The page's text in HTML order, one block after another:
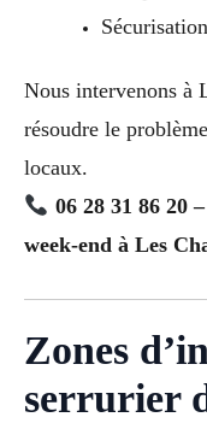
Nous intervenons à
résoudre le
locaux.
06 28 31 86 20
week-end à Les
Zones
serrurier